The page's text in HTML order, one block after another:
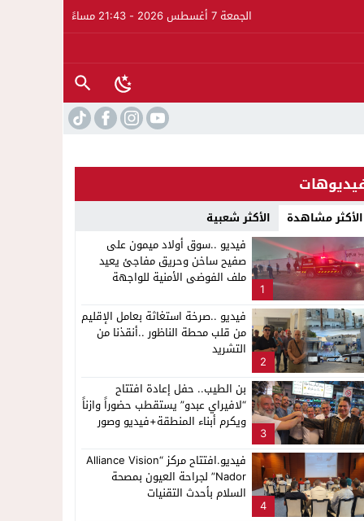
الجمعة 7 أغسطس 2026 - 21:43 مساءً
والتحريض وحملات التضليل
الأكثر مشاهدة الأكثر شعبية
1
فيديو ..سوق أولاد ميمون على
صفيح ساخن وحريق مفاجئ يعيد
ملف الفوضى الأمنية للواجهة
2
فيديو ..صرخة استغاثة بعامل الإقليم
من قلب محطة الناظور ..أنقذنا من
التشريد
3
بن الطيب.. حفل إعادة افتتاح
“لافيراي عبدو” يستقطب حضوراً وازناً
ويكرم أبناء المنطقة+فيديو وصور
4
فيديو.افتتاح مركز “Alliance Vision
Nador” لجراحة العيون بمصحة
السلام بأحدث التقنيات